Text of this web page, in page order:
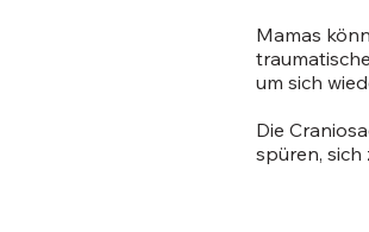
Mamas
um sich
Die
spüren,